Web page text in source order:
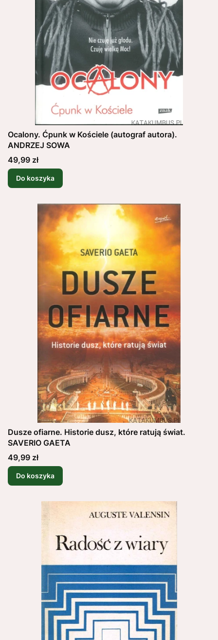
Ocalony. Ćpunk w Kościele (autograf autora).
ANDRZEJ SOWA
Cena
49,99 zł
Do koszyka
Dusze ofiarne. Historie dusz, które ratują świat.
SAVERIO GAETA
Cena
49,99 zł
Do koszyka